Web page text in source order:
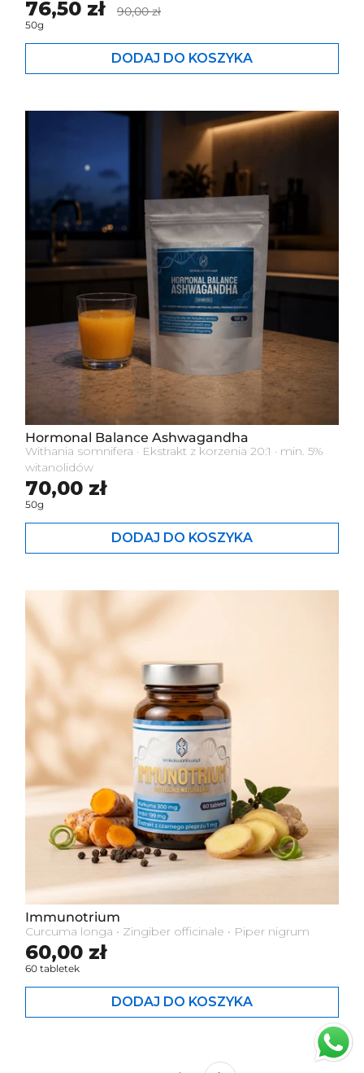
Cena standardowa
76,50 zł Cena promocyjna
90,00 zł
50g
DODAJ DO KOSZYKA
Cena standardowa
70,00 zł
50g
Hormonal Balance Ashwagandha
Withania somnifera · Ekstrakt z korzenia 20:1 · min. 5%
witanolidów
DODAJ DO KOSZYKA
Cena standardowa
60,00 zł
60 tabletek
Immunotrium
Curcuma longa • Zingiber officinale • Piper nigrum
DODAJ DO KOSZYKA